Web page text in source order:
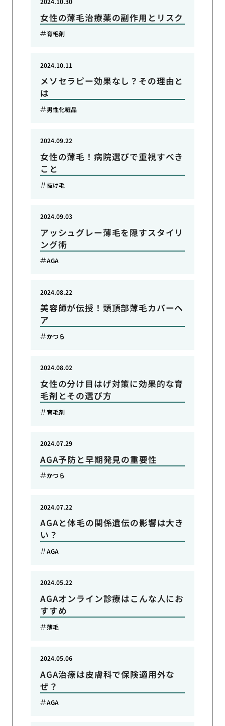
女性の薄毛治療薬の副作用とリスク
育毛剤
メソセラピー効果なし？その理由と
は
2024.10.11
男性化粧品
女性の薄毛！病院選びで重視すべき
こと
2024.09.22
抜け毛
アッシュグレー薄毛を隠すスタイリ
ング術
2024.09.03
AGA
美容師が伝授！頭頂部薄毛カバーヘ
ア
2024.08.22
かつら
女性の分け目はげ対策に効果的な育
毛剤とその選び方
2024.08.02
育毛剤
AGA予防と早期発見の重要性
2024.07.29
かつら
AGAと体毛の関係遺伝の影響は大き
い？
2024.07.22
AGA
AGAオンライン診療はこんな人にお
すすめ
2024.05.22
薄毛
AGA治療は皮膚科で保険適用外な
ぜ？
2024.05.06
AGA